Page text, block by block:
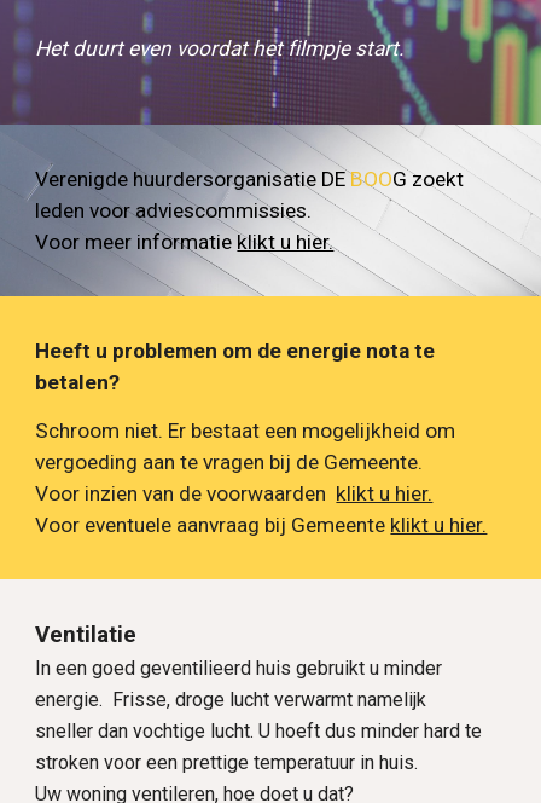
Het duurt even voordat het filmpje start.
Verenigde huurdersorganisatie DEBOOG zoekt
leden voor adviescommissies.
Voor meer informatie klikt u hier.
Heeft u problemen om de energie nota te
betalen?
Schroom niet. Er bestaat een mogelijkheid om
vergoeding aan te vragen bij de Gemeente.
Voor inzien van de voorwaarden klikt u hier.
Voor eventuele aanvraag bij Gemeente klikt u hier.
Ventilatie
In een goed geventilieerd huis gebruikt u minder
energie. Frisse, droge lucht verwarmt namelijk
sneller dan vochtige lucht. U hoeft dus minder hard te
stroken voor een prettige temperatuur in huis.
Uw woning ventileren, hoe doet u dat?